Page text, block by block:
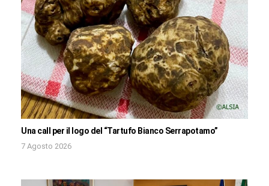
Una call per il logo del “Tartufo Bianco Serrapotamo”
7 Agosto 2026